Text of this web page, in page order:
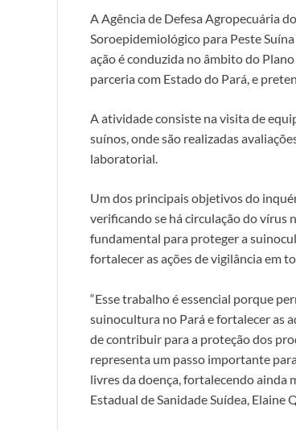
A Agência de Defesa Agropecuária
Soroepidemiológico para Peste
ação é conduzida no âmbito do
parceria com Estado do Pará, e
A atividade consiste na visita de
suínos, onde são realizadas
laboratorial.
Um dos principais objetivos do
verificando se há circulação do vírus
fundamental para proteger a
fortalecer as ações de vigilância em
“Esse trabalho é essencial porque
suinocultura no Pará e fortalecer as
de contribuir para a proteção dos
representa um passo importante
livres da doença, fortalecendo ainda
Estadual de Sanidade Suídea, Elaine